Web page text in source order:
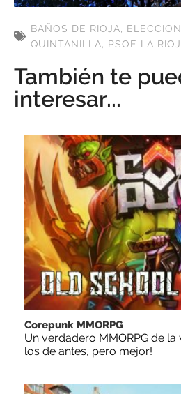
BAÑOS DE RIOJA,
QUINTANILLA, PSOE LA
También te
interesar...
Corepunk MMORPG
Un verdadero MMORPG de la
los de antes, pero mejor!